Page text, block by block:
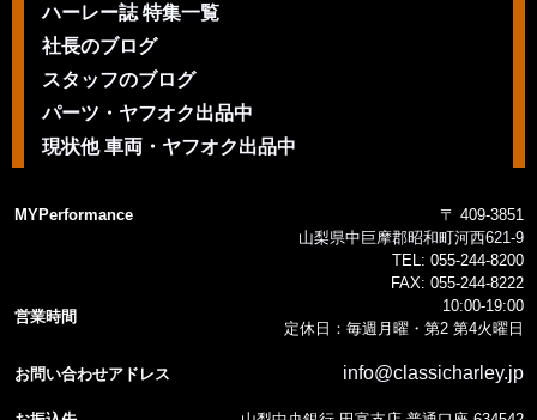
ハーレー誌 特集一覧
社長のブログ
スタッフのブログ
パーツ・ヤフオク出品中
現状他 車両・ヤフオク出品中
MYPerformance
〒 409-3851
山梨県中巨摩郡昭和町河西621-9
TEL: 055-244-8200
FAX: 055-244-8222
営業時間
10:00-19:00
定休日：毎週月曜・第2 第4火曜日
お問い合わせアドレス info@classicharley.jp